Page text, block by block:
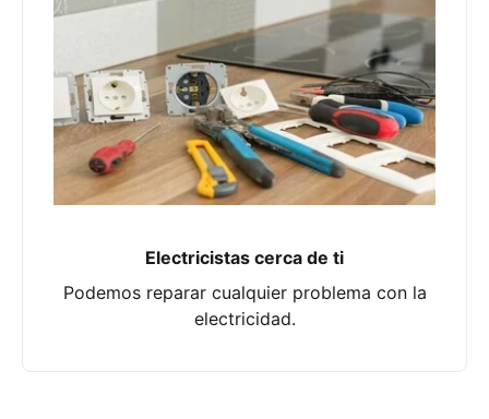
Electricistas cerca de ti
Podemos reparar cualquier problema con la
electricidad.